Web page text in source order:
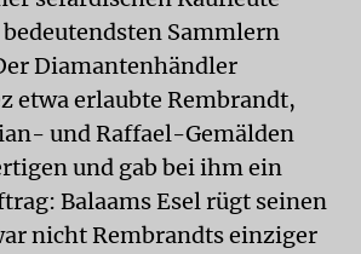
Sammlern
Diamantenhändler
etwa erlaubte Rembrandt,
und Raffael-Gemälden
und gab bei ihm ein
Balaams Esel rügt seinen
nicht Rembrandts einziger